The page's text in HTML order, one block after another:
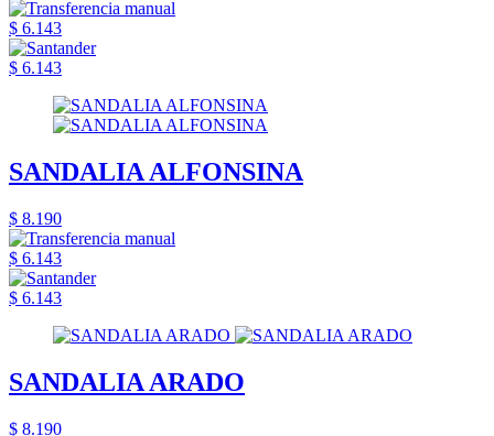
$ 6.143
$ 6.143
SANDALIA ALFONSINA
$ 8.190
$ 6.143
$ 6.143
SANDALIA ARADO
$ 8.190